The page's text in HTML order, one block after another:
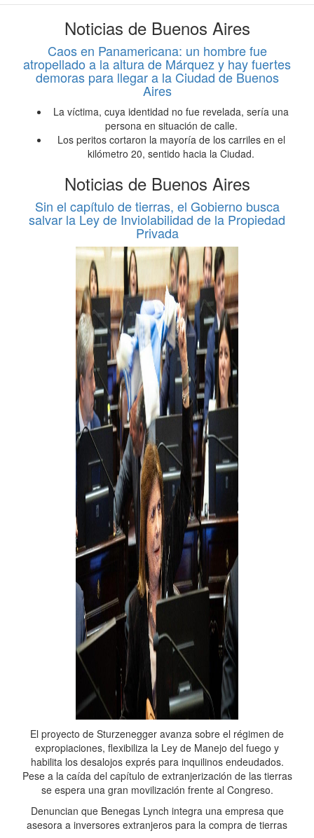
Noticias de Buenos Aires
Caos en Panamericana: un hombre fue
atropellado a la altura de Márquez y hay fuertes
demoras para llegar a la Ciudad de Buenos
Aires
La víctima, cuya identidad no fue revelada, sería una
persona en situación de calle.
Los peritos cortaron la mayoría de los carriles en el
kilómetro 20, sentido hacia la Ciudad.
Noticias de Buenos Aires
Sin el capítulo de tierras, el Gobierno busca
salvar la Ley de Inviolabilidad de la Propiedad
Privada
El proyecto de Sturzenegger avanza sobre el régimen de
expropiaciones, flexibiliza la Ley de Manejo del fuego y
habilita los desalojos exprés para inquilinos endeudados.
Pese a la caída del capítulo de extranjerización de las tierras
se espera una gran movilización frente al Congreso.
Denuncian que Benegas Lynch integra una empresa que
asesora a inversores extranjeros para la compra de tierras